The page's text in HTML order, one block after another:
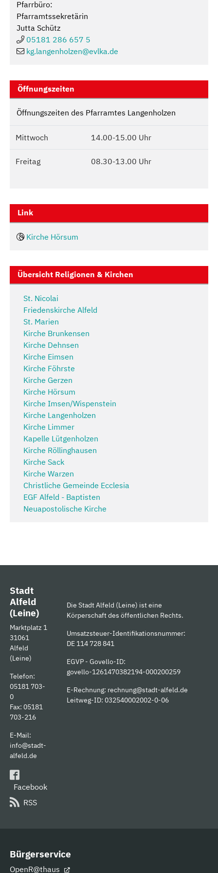
Pfarrbüro:
Pfarramtssekretärin
Jutta Schütz
05181 286 657 5
kg.langenholzen@evlka.de
Öffnungszeiten
Öffnungszeiten des Pfarramtes Langenholzen
Mittwoch 14.00-15.00 Uhr
Freitag 08.30-13.00 Uhr
Link
Kirche Hörsum
Übersicht Religionen & Kirchen
St. Nicolai
Friedenskirche Alfeld
St. Marien
Kirche Brunkensen
Kirche Dehnsen
Kirche Eimsen
Kirche Föhrste
Kirche Gerzen
Kirche Hörsum
Kirche Imsen/Wispenstein
Kirche Langenholzen
Kirche Limmer
Kapelle Lütgenholzen
Kirche Röllinghausen
Kirche Sack
Kirche Warzen
Christliche Gemeinde Ecclesia
EGF Alfeld - Baptisten
Neuapostolische Kirche
Stadt
Alfeld
(Leine)
Marktplatz 1
31061
Alfeld
(Leine)
Telefon:
05181 703-
0
Fax: 05181
703-216
E-Mail:
info@stadt-
alfeld.de
Facebook
RSS
Die Stadt Alfeld (Leine) ist eine
Körperschaft des öffentlichen Rechts.
Umsatzsteuer-Identifikationsnummer:
DE 114 728 841
EGVP - Govello-ID:
govello-1261470382194-000200259
E-Rechnung: rechnung@stadt-alfeld.de
Leitweg-ID: 032540002002-0-06
Bürgerservice
OpenR@thaus